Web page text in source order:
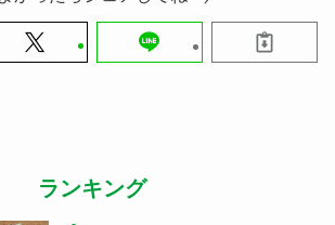
ランキング